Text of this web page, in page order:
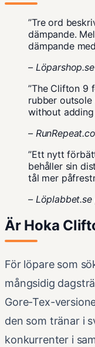
”Tre ord
dämpande.
dämpande
–
”The Clifton 9
rubber
without
–
”Ett nytt
behåller sin
tål mer
–
Är Hoka
För löpare som
mångsidig
Gore-Tex-
den som tränar i
konkurrenter i